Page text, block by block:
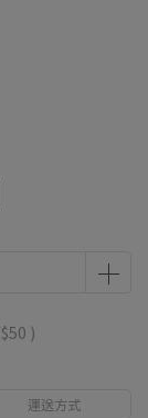
)
運送方式